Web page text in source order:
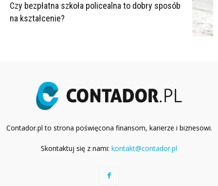
Czy bezpłatna szkoła policealna to dobry sposób
na kształcenie?
Contador.pl to strona poświęcona finansom, karierze i biznesowi.
Skontaktuj się z nami: kontakt@contador.pl